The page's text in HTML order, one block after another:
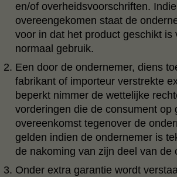
en/of overheidsvoorschriften.
overeengekomen staat de
voor in dat het product geschikt is
normaal gebruik.
Een door de ondernemer, diens
fabrikant of importeur verstrekte
beperkt nimmer de wettelijke
vorderingen die de consument op
overeenkomst tegenover de
gelden indien de ondernemer is
de nakoming van zijn deel van de
Onder extra garantie wordt